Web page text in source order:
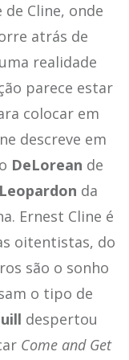
Cline, onde
atrás de
realidade
parece estar
colocar em
descreve em
DeLorean de
Leopardon da
Ernest Cline é
oitentistas, do
são o sonho
o tipo de
despertou
Come and Get